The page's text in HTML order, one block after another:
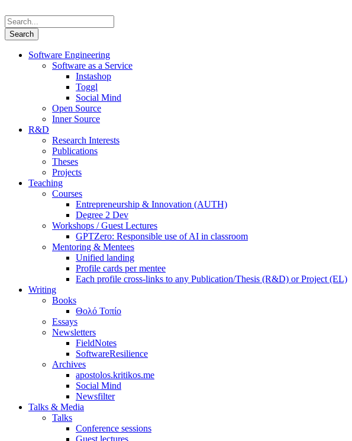
Software Engineering
Software as a Service
Instashop
Toggl
Social Mind
Open Source
Inner Source
R&D
Research Interests
Publications
Theses
Projects
Teaching
Courses
Entrepreneurship & Innovation (AUTH)
Degree 2 Dev
Workshops / Guest Lectures
GPTZero: Responsible use of AI in classroom
Mentoring & Mentees
Unified landing
Profile cards per mentee
Each profile cross-links to any Publication/Thesis (R&D) or Project (EL)
Writing
Books
Θολό Τοπίο
Essays
Newsletters
FieldNotes
SoftwareResilience
Archives
apostolos.kritikos.me
Social Mind
Newsfilter
Talks & Media
Talks
Conference sessions
Guest lectures